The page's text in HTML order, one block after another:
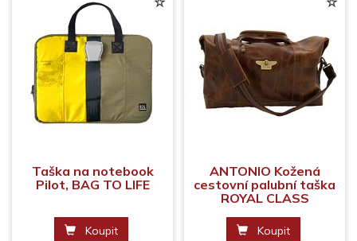
Taška na notebook
Pilot, BAG TO LIFE
Koupit
ANTONIO Kožená
cestovní palubní taška
ROYAL CLASS
Koupit